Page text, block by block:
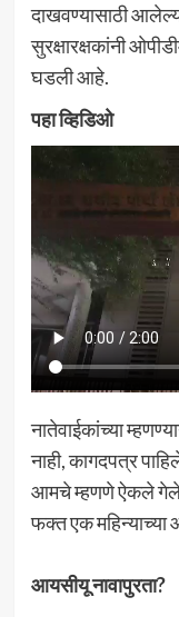
दाखवण्यासाठी
सुरक्षारक्षकांनी
घडली आहे.
पहा व्हिडिओ
नातेवाईकांच्या
नाही, कागदपत्र
आमचे म्हणणे ऐकले गेले
फक्त एक
आयसीयू नावापुरता?